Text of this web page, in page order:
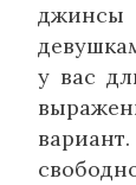
джинсы
у вас